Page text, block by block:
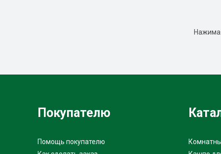
Покупателю
Помощь покупателю